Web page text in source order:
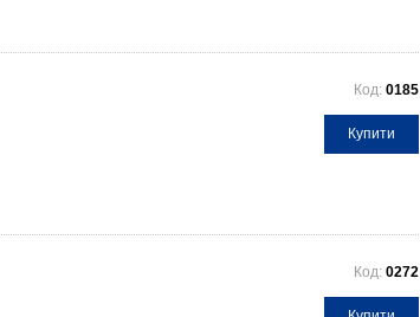
Код: 0185
Купити
Код: 0272